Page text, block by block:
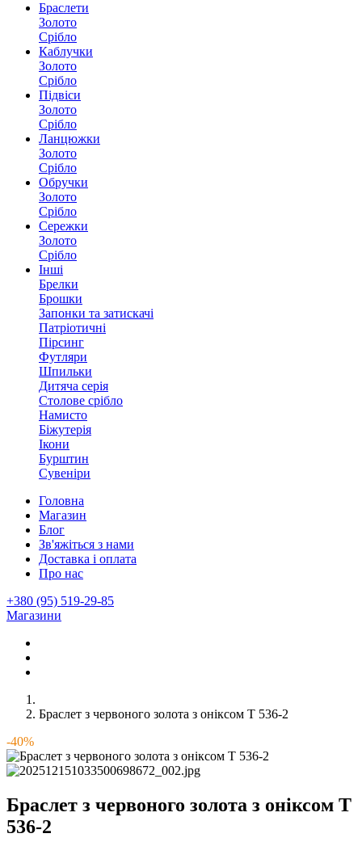
Браслети
Золото
Срібло
Каблучки
Золото
Срібло
Підвіси
Золото
Срібло
Ланцюжки
Золото
Срібло
Обручки
Золото
Срібло
Сережки
Золото
Срібло
Інші
Брелки
Брошки
Запонки та затискачі
Патріотичні
Пірсинг
Футляри
Шпильки
Дитяча серія
Столове срібло
Намисто
Біжутерія
Ікони
Бурштин
Сувеніри
Головна
Магазин
Блог
Зв'яжіться з нами
Доставка і оплата
Про нас
+380 (95) 519-29-85
Магазини
Браслет з червоного золота з оніксом Т 536-2
-40%
Браслет з червоного золота з оніксом Т
536-2